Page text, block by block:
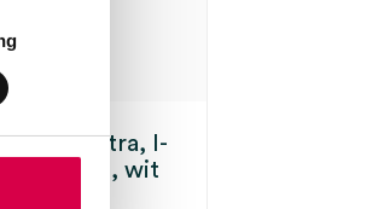
Ultra, I-
2 laags, wit